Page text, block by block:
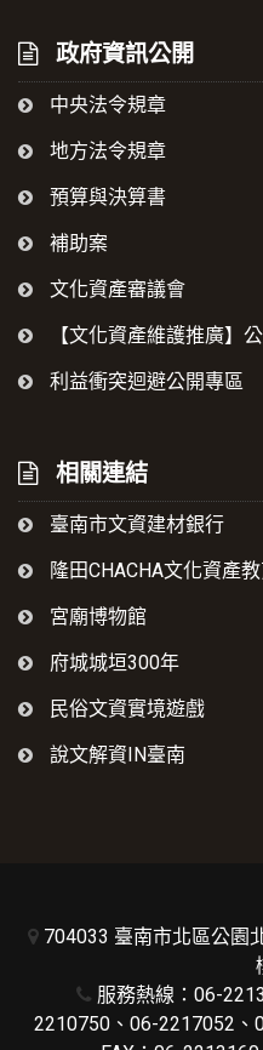
政府資訊公開
中央法令規章
地方法令規章
預算與決算書
補助案
文化資產審議會
【文化資產維護推廣】
利益衝突迴避公開專區
相關連結
臺南市文資建材銀行
隆田CHACHA文化資產
宮廟博物館
府城城垣300年
民俗文資實境遊戲
說文解資IN臺南
704033 臺南市北區公園
服務熱線：06-
2210750、06-2217052、